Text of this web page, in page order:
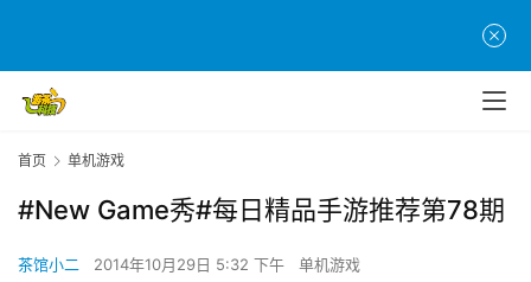
首页 单机游戏
#New Game秀#每日精品手游推荐第78期
茶馆小二 2014年10月29日 5:32 下午 单机游戏